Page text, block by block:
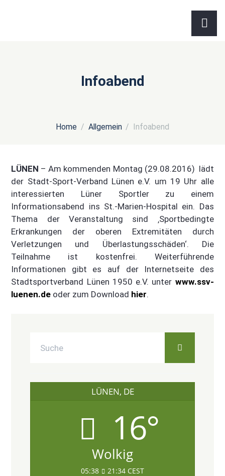
Infoabend
Home Allgemein Infoabend
LÜNEN – Am kommenden Montag (29.08.2016) lädt
der Stadt-Sport-Verband Lünen e.V. um 19 Uhr alle
interessierten Lüner Sportler zu einem
Informationsabend ins St.-Marien-Hospital ein. Das
Thema der Veranstaltung sind ‚Sportbedingte
Erkrankungen der oberen Extremitäten durch
Verletzungen und Überlastungsschäden‘. Die
Teilnahme ist kostenfrei. Weiterführende
Informationen gibt es auf der Internetseite des
Stadtsportverband Lünen 1950 e.V. unter www.ssv-
luenen.de oder zum Download hier.
LÜNEN, DE
16°
Wolkig
05:38 21:34 CEST